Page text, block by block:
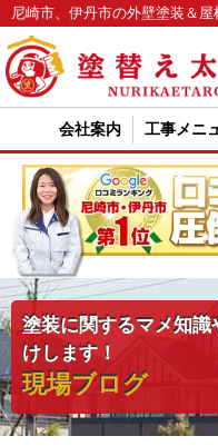
尼崎市、伊丹市の外壁塗装＆
会社案内 工事メニ
塗装に関するマメ知
けします！
現場ブログ